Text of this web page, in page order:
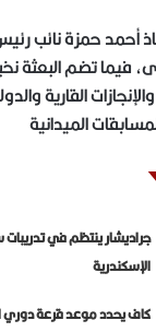
أحمد حمزة نائب
فيما تضم البعثة
القارية
الميدانية
جراديشار ينتظم في
الإسكندرية
كاف يحدد موعد قرعة دوري